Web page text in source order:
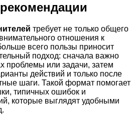
требует не только общего
отношения к
всего пользы приносит
подход: сначала важно
проблемы или задачи, затем
действий и только после
шаги. Такой формат помогает
типичных ошибок и
которые выглядят удобными